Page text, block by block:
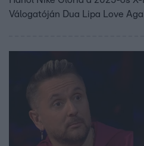
Válogatóján Dua Lipa Love